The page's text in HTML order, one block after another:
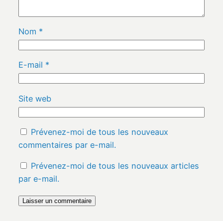
Nom *
E-mail *
Site web
Prévenez-moi de tous les nouveaux
commentaires par e-mail.
Prévenez-moi de tous les nouveaux articles
par e-mail.